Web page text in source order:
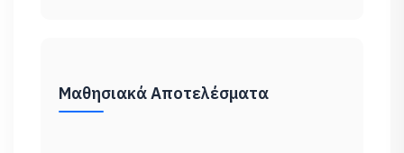
Μαθησιακά Αποτελέσματα